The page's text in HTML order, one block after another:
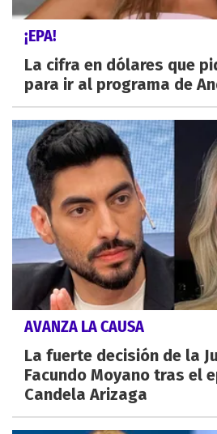
¡EPA!
La cifra en dólares que
para ir al programa de
AVANZA LA CAUSA
La fuerte decisión de la
Facundo Moyano tras el
Candela Arizaga